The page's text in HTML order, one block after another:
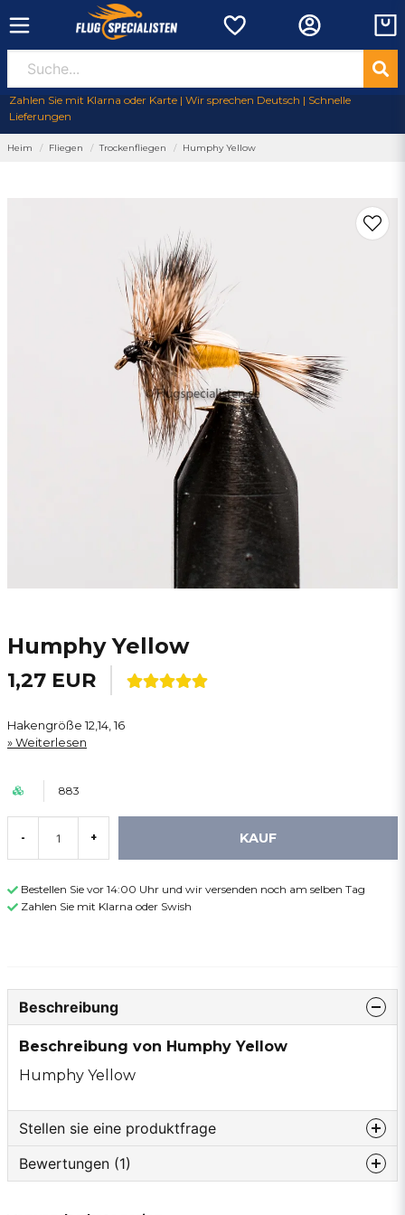
Zahlen Sie mit Klarna oder Karte | Wir sprechen Deutsch | Schnelle
Lieferungen
Heim Fliegen Trockenfliegen Humphy Yellow
Humphy Yellow
1,27 EUR
Hakengröße 12,14, 16
Weiterlesen
883
- + KAUF
Bestellen Sie vor 14:00 Uhr und wir versenden noch am selben Tag
Zahlen Sie mit Klarna oder Swish
Beschreibung
Beschreibung von Humphy Yellow
Humphy Yellow
Stellen sie eine produktfrage
question
Fragen sie uns etwas zu diesem produkt...
Bewertungen (1)